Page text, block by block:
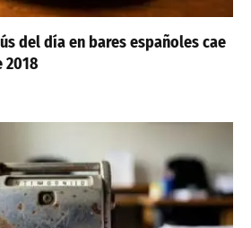
del día en bares españoles cae
2018